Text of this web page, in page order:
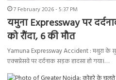
7 February 2026 - 5:37 PM
यमुना Expressway पर
को रौंदा, 6 की मौत
Yamuna Expressway Accident : मथुरा के
एक्सप्रेसवे पर दर्दनाक सड़क हादसा हो गया।…